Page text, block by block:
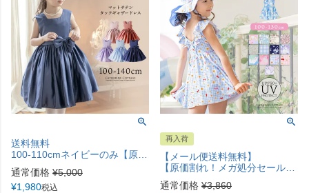
送料無料
100-110cmネイビーのみ【原価割れ！在庫限りで終了 メガ処分セール】キッズドレス マットサテン タックギャザードレス リボン 女の子 フォーマル ドレスTAK
通常価格 ¥5,000
¥1,980税込
再入荷
【メール便送料無料】
【原価割れ！メガ処分セール】キッズ 女の子 水着 フリル襟ワンピース水着 スカート スイムウェア おしゃれ かわいい 子供 YUP12《メール便優先商品》
通常価格 ¥3,860